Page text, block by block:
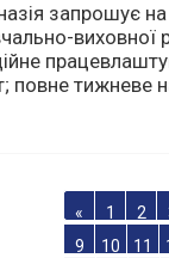
запрошує
виховної
повне тижневе
« 1 2
9
10 11